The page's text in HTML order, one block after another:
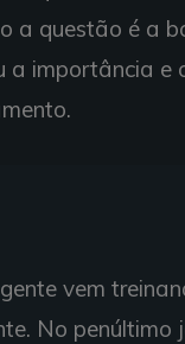
a questão é a
a importância e
gente vem
No penúltimo